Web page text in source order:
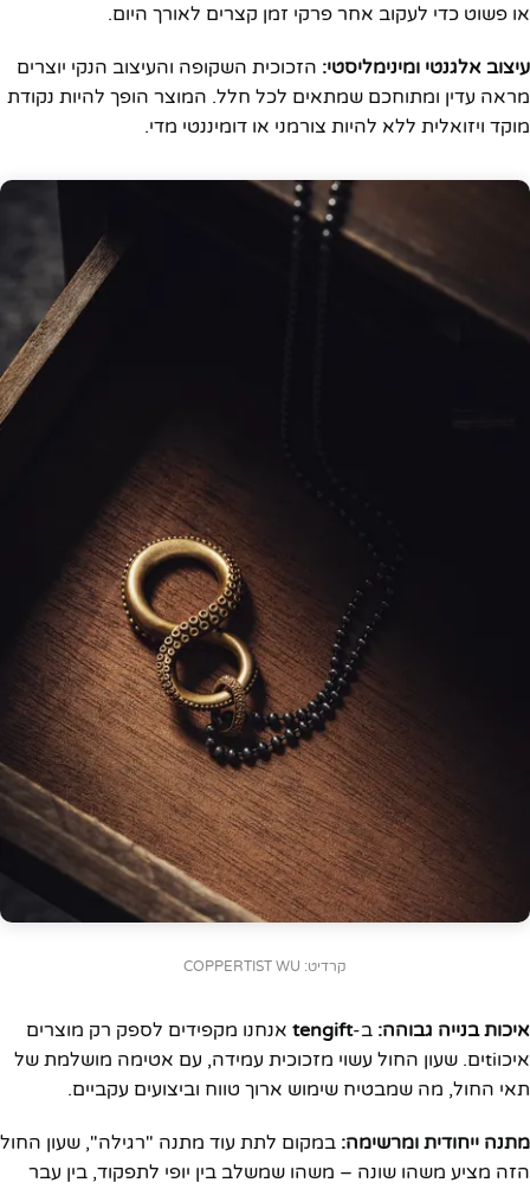
או פשוט כדי לעקוב אחר פרקי זמן קצרים לאורך היום.
עיצוב אלגנטי ומינימליסטי: הזכוכית השקופה והעיצוב הנקי יוצרים
מראה עדין ומתוחכם שמתאים לכל חלל. המוצר הופך להיות נקודת
מוקד ויזואלית ללא להיות צורמני או דומיננטי מדי.
קרדיט: COPPERTIST WU
איכות בנייה גבוהה: ב-tengift אנחנו מקפידים לספק רק מוצרים
איכוtiים. שעון החול עשוי מזכוכית עמידה, עם אטימה מושלמת של
תאי החול, מה שמבטיח שימוש ארוך טווח וביצועים עקביים.
מתנה ייחודית ומרשימה: במקום לתת עוד מתנה "רגילה", שעון החול
הזה מציע משהו שונה – משהו שמשלב בין יופי לתפקוד, בין עבר